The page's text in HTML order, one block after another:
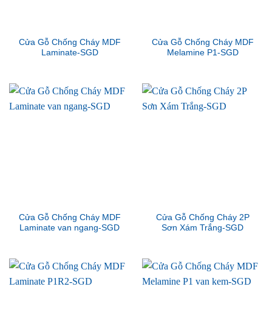
Cửa Gỗ Chống Cháy MDF
Laminate-SGD
Cửa Gỗ Chống Cháy MDF
Melamine P1-SGD
Cửa Gỗ Chống Cháy MDF
Laminate van ngang-SGD
Cửa Gỗ Chống Cháy 2P
Sơn Xám Trắng-SGD